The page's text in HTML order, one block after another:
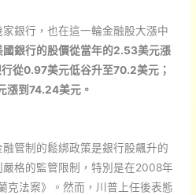
銀行，也在這一輪金融股大漲中
國銀行的股價從當年的2.53美元漲
從0.97美元低谷升至70.2美元；
漲到74.24美元。
管制的鬆綁政策是銀行股飆升的
格的監管限制，特別是在2008年
克法案》。然而，川普上任後表態